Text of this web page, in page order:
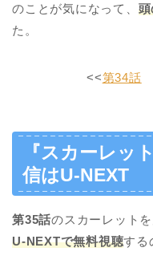
のことが気になって、
た。
<<第34話
『スカーレッ
信はU-NEXT
第35話のスカーレットを
U-NEXTで無料視聴する